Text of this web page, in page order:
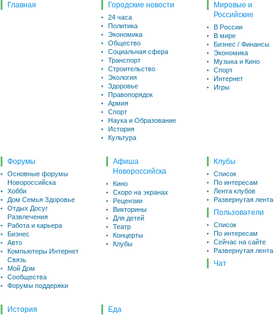
Главная Городские новости
24 часа
Политика
Экономика
Общество
Социальная сфера
Транспорт
Строительство
Экология
Здоровье
Правопорядок
Армия
Спорт
Наука и Образование
История
Культура
Мировые и
Российские
В России
В мире
Бизнес / Финансы
Экономика
Музыка и Кино
Спорт
Интернет
Игры
Форумы
Основные форумы
Новороссийска
Хобби
Дом Семья Здоровье
Отдых Досуг
Развлечения
Работа и карьера
Бизнес
Авто
Компьютеры Интернет
Связь
Мой Дом
Сообщества
Форумы поддержки
Афиша
Новороссийска
Кино
Скоро на экранах
Рецензии
Викторины
Для детей
Театр
Концерты
Клубы
Клубы
Список
По интересам
Лента клубов
Развернутая лента
Пользователи
Список
По интересам
Сейчас на сайте
Развернутая лента
Чат
История Еда